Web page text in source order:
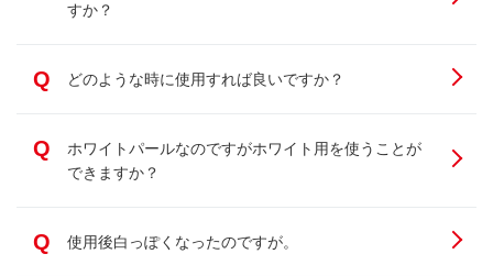
すか？
Q どのような時に使用すれば良いですか？
Q
ホワイトパールなのですがホワイト用を使うことが
できますか？
Q 使用後白っぽくなったのですが。